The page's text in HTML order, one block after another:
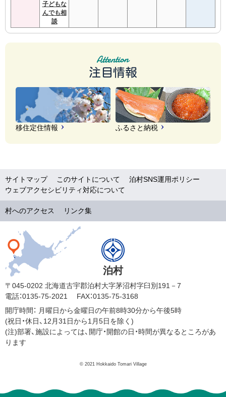
子どもな
んでも相
談
注目情報
移住定住情報 ふるさと納税
サイトマップ このサイトについて
泊村SNS運用ポリシー
ウェブアクセシビリティ対応について
村へのアクセス リンク集
泊村
〒045-0202 北海道古宇郡泊村大字茅沼村字臼別191－7
電話：0135-75-2021
FAX：0135-75-3168
開庁時間： 月曜日から金曜日の午前8時30分から午後5時
(祝日・休日、12月31日から1月5日を除く)
(注)部署、施設によっては、開庁・開館の日・時間が異なるところがあ
ります
© 2021 Hokkaido Tomari Village